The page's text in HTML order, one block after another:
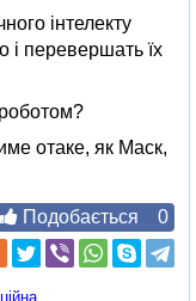
інтелекту
і перевершать їх
отаке, як Маск,
Подобається 0